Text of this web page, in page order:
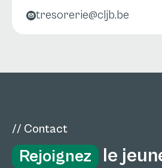
tresorerie@cljb.be
// Contact
Rejoignez
le